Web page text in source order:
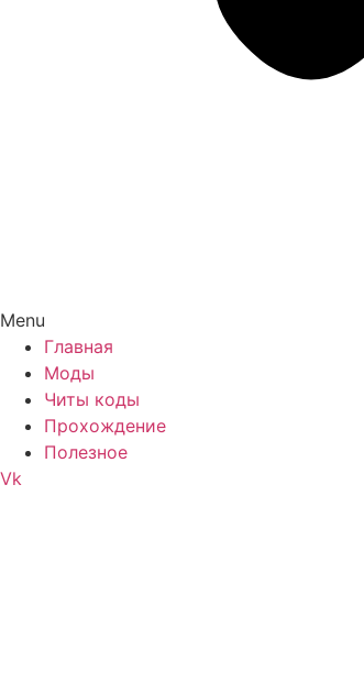
Menu
Главная
Моды
Читы коды
Прохождение
Полезное
Vk